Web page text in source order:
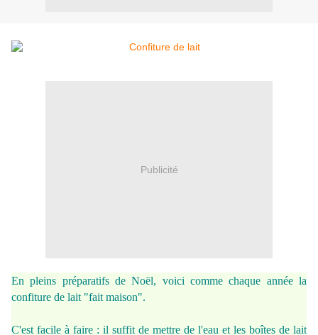
Publicité
En pleins préparatifs de Noël, voici comme chaque année la
confiture de lait "fait maison".
C'est facile à faire : il suffit de mettre de l'eau et les boîtes de lait